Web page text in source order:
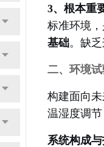
3、根本重
标准环境
基础。缺
二、环境
构建面向
温湿度调
系统构成